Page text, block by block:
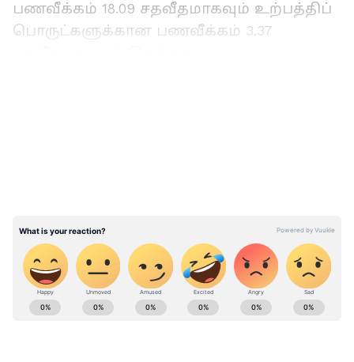
பணவீக்கம் 18.09 சதவீதமாகவும் உற்பத்திப்
பொருட்களுக்கான பணவீக்கம் 3.37
ABOUT THE AUTHOR